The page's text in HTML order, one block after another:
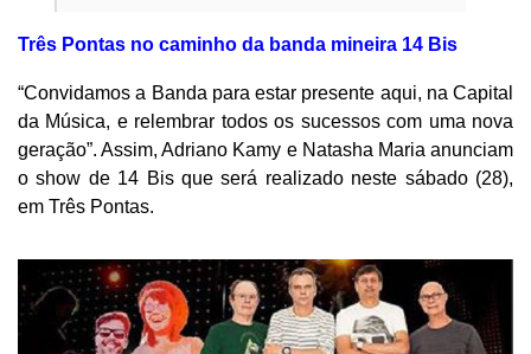
Três Pontas no caminho da banda mineira 14 Bis
“Convidamos a Banda para estar presente aqui, na Capital
da Música, e relembrar todos os sucessos com uma nova
geração”. Assim, Adriano Kamy e Natasha Maria anunciam
o show de 14 Bis que será realizado neste sábado (28),
em Três Pontas.